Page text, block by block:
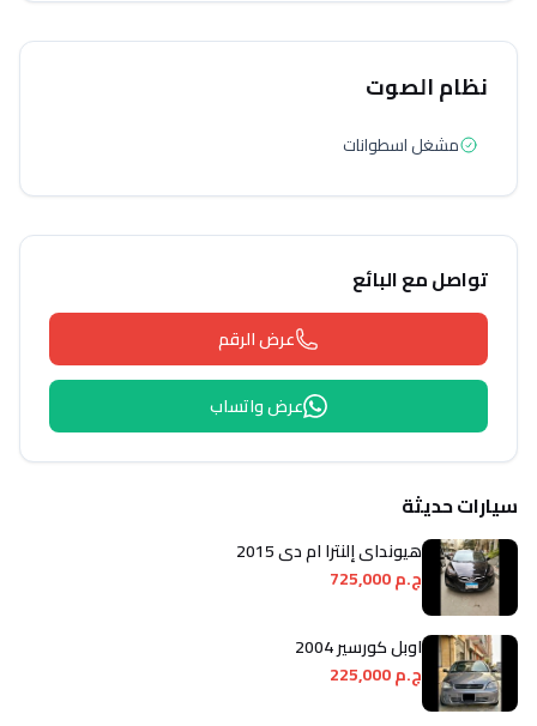
نظام الصوت
مشغل اسطوانات
تواصل مع البائع
عرض الرقم
عرض واتساب
سيارات حديثة
هيونداي إلنترا ام دى 2015
ج.م 725,000
اوبل كورسير 2004
ج.م 225,000